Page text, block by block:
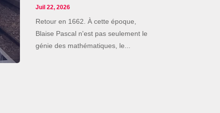
Juil 22, 2026
Retour en 1662. À cette époque,
Blaise Pascal n'est pas seulement le
génie des mathématiques, le...